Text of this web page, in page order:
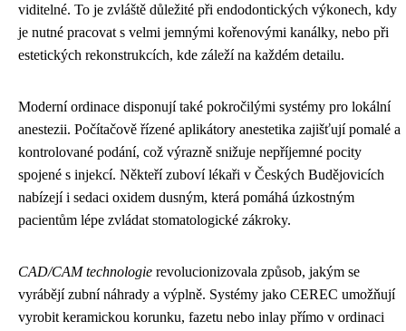
viditelné. To je zvláště důležité při endodontických výkonech, kdy
je nutné pracovat s velmi jemnými kořenovými kanálky, nebo při
estetických rekonstrukcích, kde záleží na každém detailu.
Moderní ordinace disponují také pokročilými systémy pro lokální
anestezii. Počítačově řízené aplikátory anestetika zajišťují pomalé a
kontrolované podání, což výrazně snižuje nepříjemné pocity
spojené s injekcí. Někteří zuboví lékaři v Českých Budějovicích
nabízejí i sedaci oxidem dusným, která pomáhá úzkostným
pacientům lépe zvládat stomatologické zákroky.
CAD/CAM technologie revolucionizovala způsob, jakým se
vyrábějí zubní náhrady a výplně. Systémy jako CEREC umožňují
vyrobit keramickou korunku, fazetu nebo inlay přímo v ordinaci